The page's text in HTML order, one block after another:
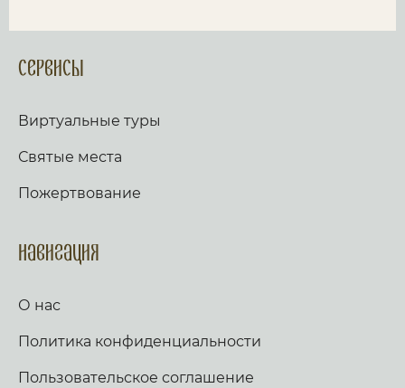
Сервисы
Виртуальные туры
Святые места
Пожертвование
Навигация
О нас
Политика конфиденциальности
Пользовательское соглашение